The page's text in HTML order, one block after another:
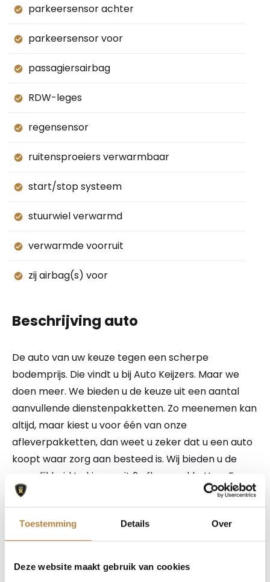
Toestemming Details Over
Deze website maakt gebruik van cookies
parkeersensor achter
parkeersensor voor
passagiersairbag
RDW-leges
regensensor
ruitensproeiers verwarmbaar
start/stop systeem
stuurwiel verwarmd
verwarmde voorruit
zij airbag(s) voor
Beschrijving auto
De auto van uw keuze tegen een scherpe
bodemprijs. Die vindt u bij Auto Keijzers. Maar we
doen meer. We bieden u de keuze uit een aantal
aanvullende dienstenpakketten. Zo meenemen kan
altijd, maar kiest u voor één van onze
afleverpakketten, dan weet u zeker dat u een auto
koopt waar zorg aan besteed is. Wij bieden u de
mogelijkheid te kiezen uit 2 afleverpakketten. En
wel of geen inruil. Vraag naar de mogelijkheden!
NATIONALE AUTOPAS EN ONDERHOUDSHISTORIE
AANWEZIG. Ook kunt u bij ons uw auto, caravan,
camper, motor of boot inruilen. Onze
openingstijden zijn van maandag tot en met vrijdag